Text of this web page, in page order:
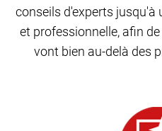
conseils d'experts jusqu'à
et professionnelle, afin
vont bien au-delà des